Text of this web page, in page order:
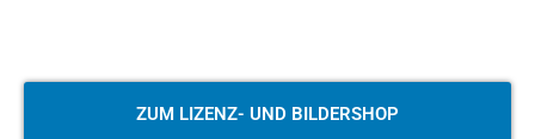
ZUM LIZENZ- UND BILDERSHOP